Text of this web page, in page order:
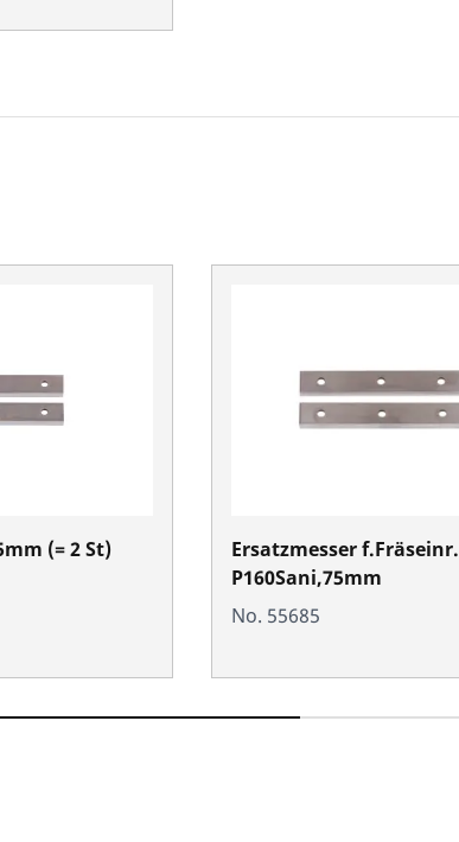
(= 2 St)
Ersatzmesser f.Fräseinr.
P160Sani,75mm
No. 55685